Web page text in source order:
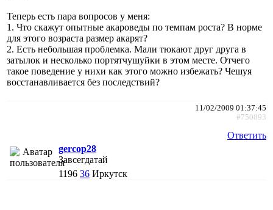
Теперь есть пара вопросов у меня:
1. Что скажут опытные акароведы по темпам роста? В норме
для этого возраста размер акарят?
2. Есть небольшая проблемка. Мали тюкают друг друга в
затылок и несколько портятчушуйки в этом месте. Отчего
такое поведение у нихи как этого можно избежать? Чешуя
восстанавливается без последствий?
11/02/2009 01:37:45
#750893
Ответить
gercop28
Завсегдатай
1196 36 Иркутск